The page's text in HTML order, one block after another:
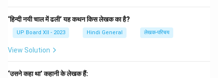
‘हिन्दी नयी चाल में ढली’ यह कथन किस लेखक का है?
UP Board XII - 2023 Hindi General लेखक-परिचय
View Solution
‘उसने कहा था’ कहानी के लेखक हैं: